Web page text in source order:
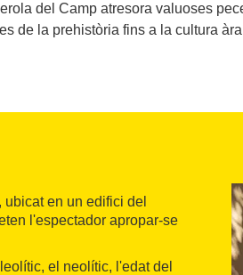
del Camp atresora valuoses
de la prehistòria fins a la cultura
en un edifici del
l'espectador apropar-se
el neolític, l'edat del